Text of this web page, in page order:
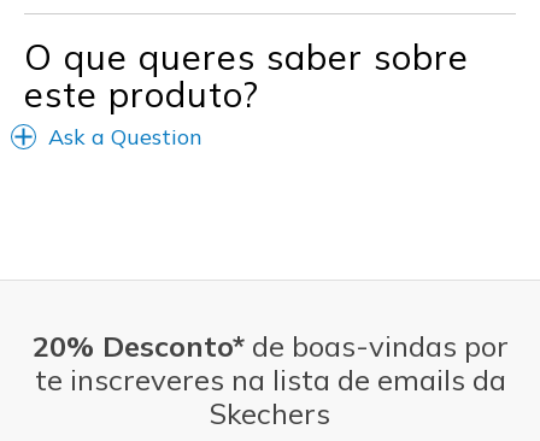
Sizing
Feels half size too big
O que queres saber sobre
este produto?
Ask a Question
20% Desconto*de boas-vindas por
te inscreveres na lista de emails da
Skechers